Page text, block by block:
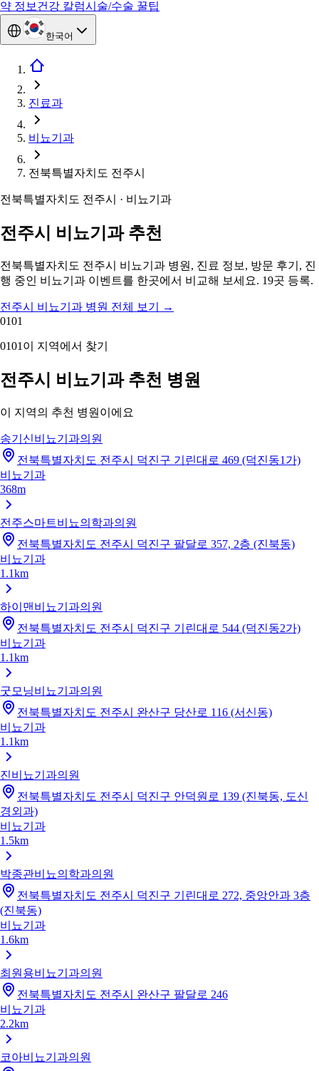
약 정보 건강 칼럼시술/수술 꿀팁
한국어
진료과
비뇨기과
전북특별자치도 전주시
전북특별자치도 전주시 · 비뇨기과
전주시 비뇨기과 추천
전북특별자치도 전주시 비뇨기과 병원, 진료 정보, 방문 후기, 진
행 중인 비뇨기과 이벤트를 한곳에서 비교해 보세요. 19곳 등록.
전주시 비뇨기과 병원 전체 보기
→
0101
0101 이 지역에서 찾기
전주시 비뇨기과 추천 병원
이 지역의 추천 병원이에요
송기신비뇨기과의원
전북특별자치도 전주시 덕진구 기린대로 469 (덕진동1가)
비뇨기과
368m
전주스마트비뇨의학과의원
전북특별자치도 전주시 덕진구 팔달로 357, 2층 (진북동)
비뇨기과
1.1km
하이맨비뇨기과의원
전북특별자치도 전주시 덕진구 기린대로 544 (덕진동2가)
비뇨기과
1.1km
굿모닝비뇨기과의원
전북특별자치도 전주시 완산구 당산로 116 (서신동)
비뇨기과
1.1km
진비뇨기과의원
전북특별자치도 전주시 덕진구 안덕원로 139 (진북동, 도신
경외과)
비뇨기과
1.5km
박종관비뇨의학과의원
전북특별자치도 전주시 덕진구 기린대로 272, 중앙안과 3층
(진북동)
비뇨기과
1.6km
최원용비뇨기과의원
전북특별자치도 전주시 완산구 팔달로 246
비뇨기과
2.2km
코아비뇨기과의원